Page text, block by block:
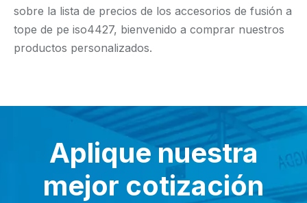
sobre la lista de precios de los accesorios de fusión a
tope de pe iso4427, bienvenido a comprar nuestros
productos personalizados.
Aplique nuestra
mejor cotización